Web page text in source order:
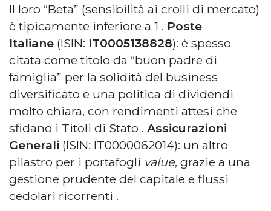
Il loro “Beta” (sensibilità ai crolli di mercato)
è tipicamente inferiore a 1 . Poste
Italiane (ISIN: IT0005138828): è spesso
citata come titolo da “buon padre di
famiglia” per la solidità del business
diversificato e una politica di dividendi
molto chiara, con rendimenti attesi che
sfidano i Titoli di Stato . Assicurazioni
Generali (ISIN: IT0000062014): un altro
pilastro per i portafogli value, grazie a una
gestione prudente del capitale e flussi
cedolari ricorrenti .